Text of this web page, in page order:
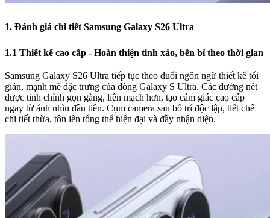
1. Đánh giá chi tiết Samsung Galaxy S26 Ultra
1.1 Thiết kế cao cấp - Hoàn thiện tinh xảo, bền bỉ theo thời gian
Samsung Galaxy S26 Ultra tiếp tục theo đuổi ngôn ngữ thiết kế tối
giản, mạnh mẽ đặc trưng của dòng Galaxy S Ultra. Các đường nét
được tinh chỉnh gọn gàng, liền mạch hơn, tạo cảm giác cao cấp
ngay từ ánh nhìn đầu tiên. Cụm camera sau bố trí độc lập, tiết chế
chi tiết thừa, tôn lên tổng thể hiện đại và đầy nhận diện.